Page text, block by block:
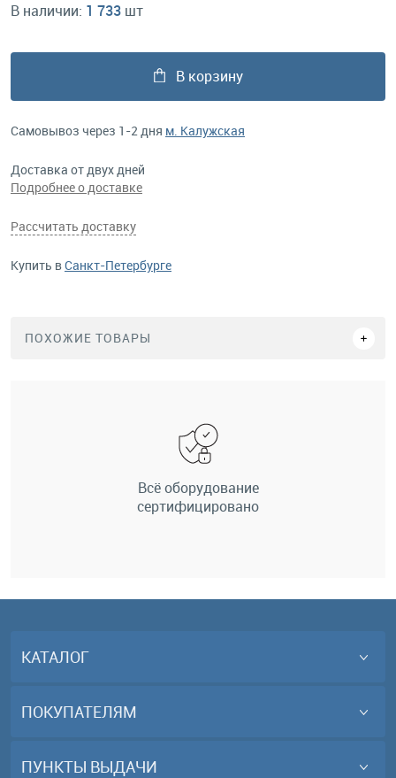
В наличии: 1 733 шт
В корзину
Самовывоз через 1-2 дня м. Калужская
Доставка от двух дней
Подробнее о доставке
Рассчитать доставку
Купить вСанкт-Петербурге
ПОХОЖИЕ ТОВАРЫ
Всё оборудование
сертифицировано
КАТАЛОГ
ПОКУПАТЕЛЯМ
ПУНКТЫ ВЫДАЧИ